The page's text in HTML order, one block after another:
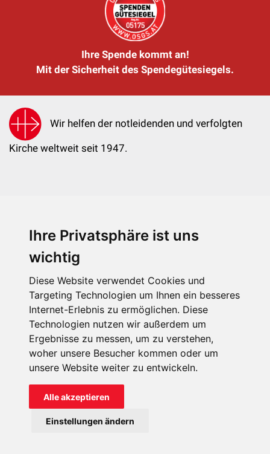
Ihre Privatsphäre ist uns
wichtig
Diese Website verwendet Cookies und
Targeting Technologien um Ihnen ein besseres
Internet-Erlebnis zu ermöglichen. Diese
Technologien nutzen wir außerdem um
Ergebnisse zu messen, um zu verstehen,
woher unsere Besucher kommen oder um
unsere Website weiter zu entwickeln.
Alle akzeptieren
Einstellungen ändern
Ihre Spende kommt an!
Mit der Sicherheit des Spendegütesiegels.
Wir helfen der notleidenden und verfolgten
Kirche weltweit seit 1947.
KIRCHE IN NOT - Österreich
kin@kircheinnot.at
KIN weltweit
Impressum Datenschutz